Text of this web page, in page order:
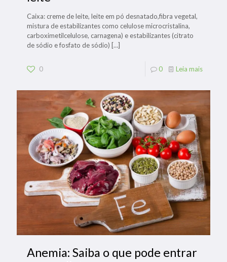
Caixa: creme de leite, leite em pó desnatado,fibra vegetal,
mistura de estabilizantes como celulose microcristalina,
carboximetilcelulose, carnagena) e estabilizantes (citrato
de sódio e fosfato de sódio) […]
0 0 Leia mais
Anemia: Saiba o que pode entrar